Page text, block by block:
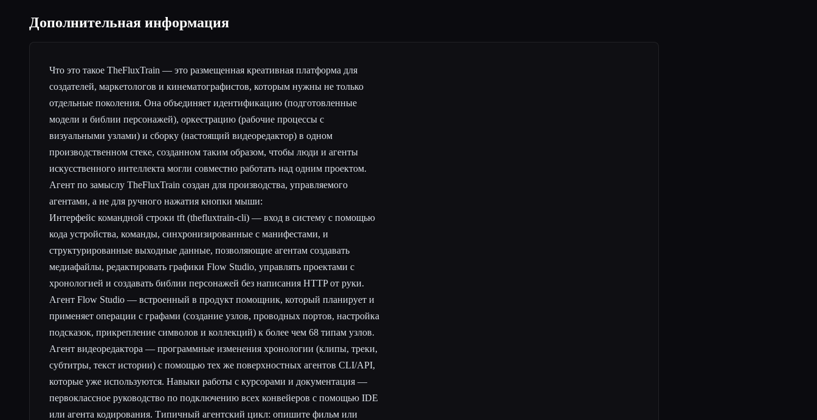
Дополнительная информация
Что это такое TheFluxTrain — это размещенная креативная платформа для
создателей, маркетологов и кинематографистов, которым нужны не только
отдельные поколения. Она объединяет идентификацию (подготовленные
модели и библии персонажей), оркестрацию (рабочие процессы с
визуальными узлами) и сборку (настоящий видеоредактор) в одном
производственном стеке, созданном таким образом, чтобы люди и агенты
искусственного интеллекта могли совместно работать над одним проектом.
Агент по замыслу TheFluxTrain создан для производства, управляемого
агентами, а не для ручного нажатия кнопки мыши:
Интерфейс командной строки tft (thefluxtrain-cli) — вход в систему с помощью
кода устройства, команды, синхронизированные с манифестами, и
структурированные выходные данные, позволяющие агентам создавать
медиафайлы, редактировать графики Flow Studio, управлять проектами с
хронологией и создавать библии персонажей без написания HTTP от руки.
Агент Flow Studio — встроенный в продукт помощник, который планирует и
применяет операции с графами (создание узлов, проводных портов, настройка
подсказок, прикрепление символов и коллекций) к более чем 68 типам узлов.
Агент видеоредактора — программные изменения хронологии (клипы, треки,
субтитры, текст истории) с помощью тех же поверхностных агентов CLI/API,
которые уже используются. Навыки работы с курсорами и документация —
первоклассное руководство по подключению всех конвейеров с помощью IDE
или агента кодирования. Типичный агентский цикл: опишите фильм или